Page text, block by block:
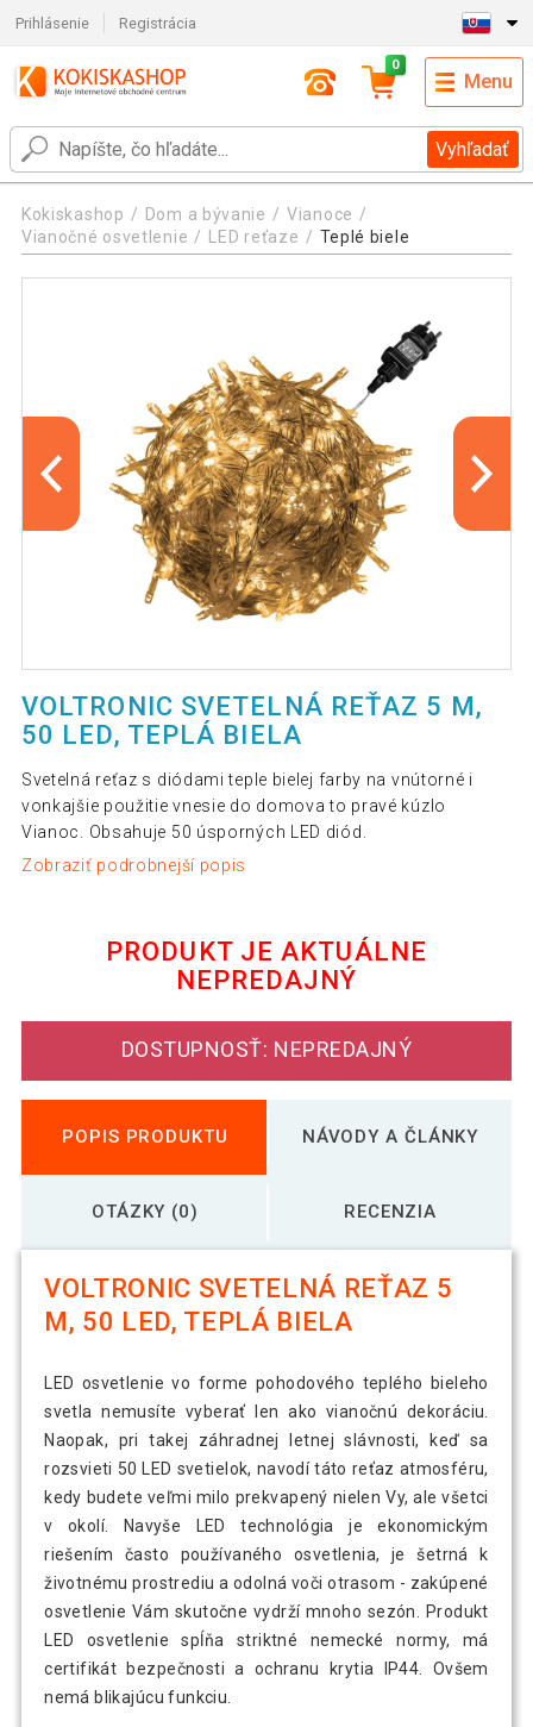
Prihlásenie Registrácia
Vyhľadať
0
Menu
Kokiskashop Dom a bývanie
Vianoce
Vianočné osvetlenie
LED reťaze Teplé biele
VOLTRONIC SVETELNÁ REŤAZ 5 M,
50 LED, TEPLÁ BIELA
Svetelná reťaz s diódami teple bielej farby na vnútorné i
vonkajšie použitie vnesie do domova to pravé kúzlo
Vianoc. Obsahuje 50 úsporných LED diód.
Zobraziť podrobnejší popis
PRODUKT JE AKTUÁLNE
NEPREDAJNÝ
DOSTUPNOSŤ: NEPREDAJNÝ
POPIS PRODUKTU NÁVODY A ČLÁNKY
OTÁZKY (0) RECENZIA
VOLTRONIC SVETELNÁ REŤAZ 5
M, 50 LED, TEPLÁ BIELA
LED osvetlenie vo forme pohodového teplého bieleho
svetla nemusíte vyberať len ako vianočnú dekoráciu.
Naopak, pri takej záhradnej letnej slávnosti, keď sa
rozsvieti 50 LED svetielok, navodí táto reťaz atmosféru,
kedy budete veľmi milo prekvapený nielen Vy, ale všetci
v okolí. Navyše LED technológia je ekonomickým
riešením často používaného osvetlenia, je šetrná k
životnému prostrediu a odolná voči otrasom - zakúpené
osvetlenie Vám skutočne vydrží mnoho sezón. Produkt
LED osvetlenie spĺňa striktné nemecké normy, má
certifikát bezpečnosti a ochranu krytia IP44. Ovšem
nemá blikajúcu funkciu.